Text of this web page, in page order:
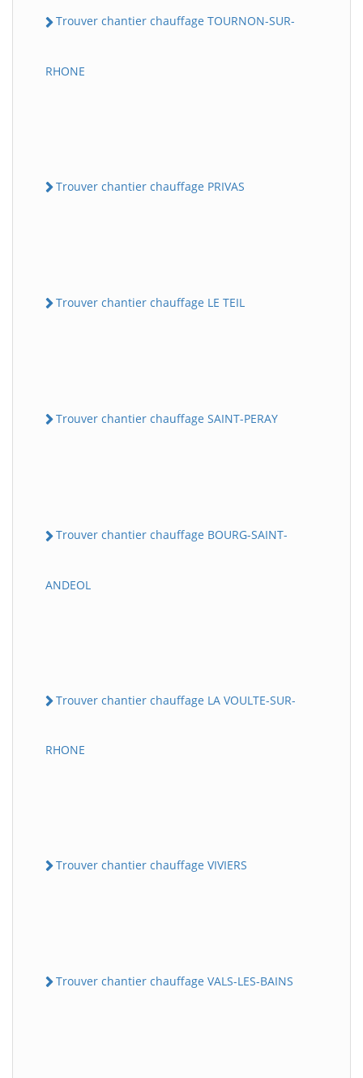
Trouver chantier chauffage TOURNON-SUR-
RHONE
Trouver chantier chauffage PRIVAS
Trouver chantier chauffage LE TEIL
Trouver chantier chauffage SAINT-PERAY
Trouver chantier chauffage BOURG-SAINT-
ANDEOL
Trouver chantier chauffage LA VOULTE-SUR-
RHONE
Trouver chantier chauffage VIVIERS
Trouver chantier chauffage VALS-LES-BAINS